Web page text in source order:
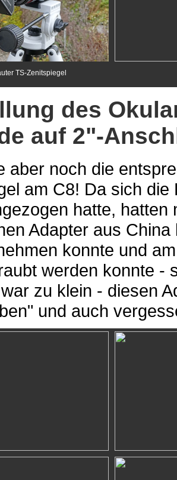
TS-Zenitspiegel
des
auf 2"-
aber noch die
am C8! Da sich
hatte,
Adapter aus
konnte und
werden konnte -
zu klein - diesen
und auch